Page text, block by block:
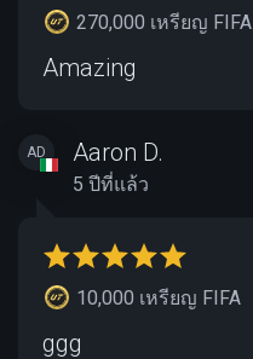
270,000 เหรียญ FIFA
Amazing
AD Aaron D.
5 ปีที่แล้ว
10,000 เหรียญ FIFA
ggg